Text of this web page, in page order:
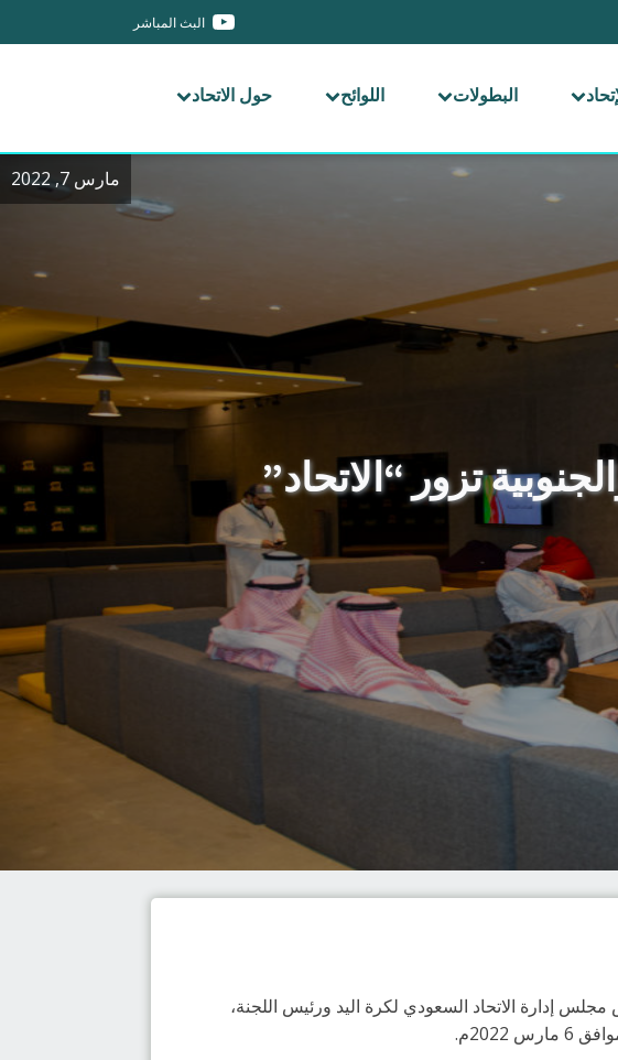
البث المباشر
البطولات اللوائح حول الاتحاد
مارس 7, 2022
تزور “الاتحاد”
إدارة الاتحاد السعودي لكرة اليد ورئيس اللجنة،